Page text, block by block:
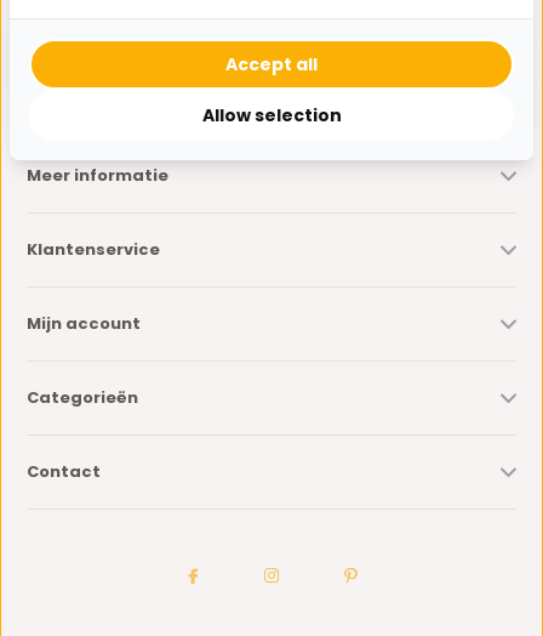
* Lees hier de wettelijke beperkingen
Meer informatie
Klantenservice
Mijn account
Categorieën
Contact
Allow selection
Accept all